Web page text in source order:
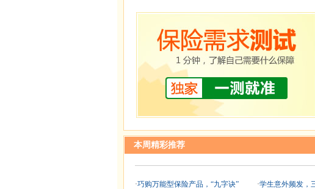
本周精彩推荐
·巧购万能型保险产品，“九字诀” ·学生意外频发，